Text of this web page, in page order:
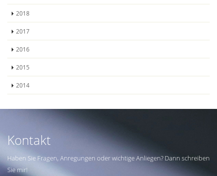
2018
2017
2016
2015
2014
Kontakt
Haben Sie Fragen, Anregungen oder wichtige Anliegen? Dann schreiben
Sie mir!